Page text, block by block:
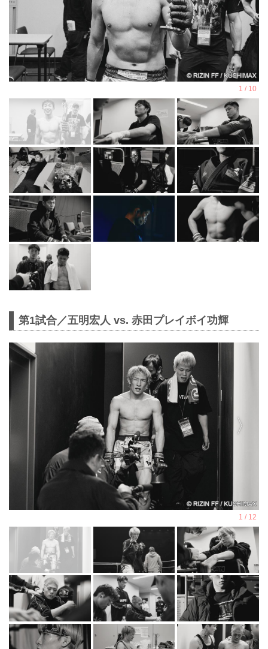
第1試合／五明宏人 vs. 赤田プレイボイ功輝